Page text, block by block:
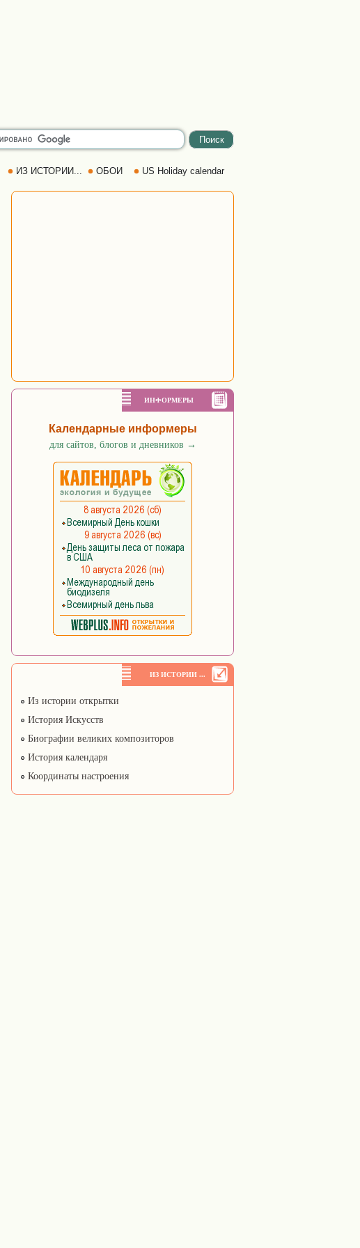
ИЗ ИСТОРИИ... ОБОИ US Holiday calendar
ИНФОРМЕРЫ
Календарные информеры
для сайтов, блогов и дневников →
ИЗ ИСТОРИИ ...
Из истории открытки
История Искусств
Биографии великих композиторов
История календаря
Координаты настроения